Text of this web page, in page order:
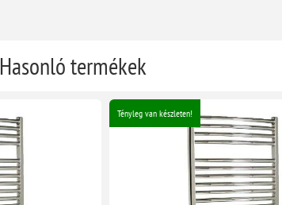
Hasonló termékek
Tényleg van készleten!